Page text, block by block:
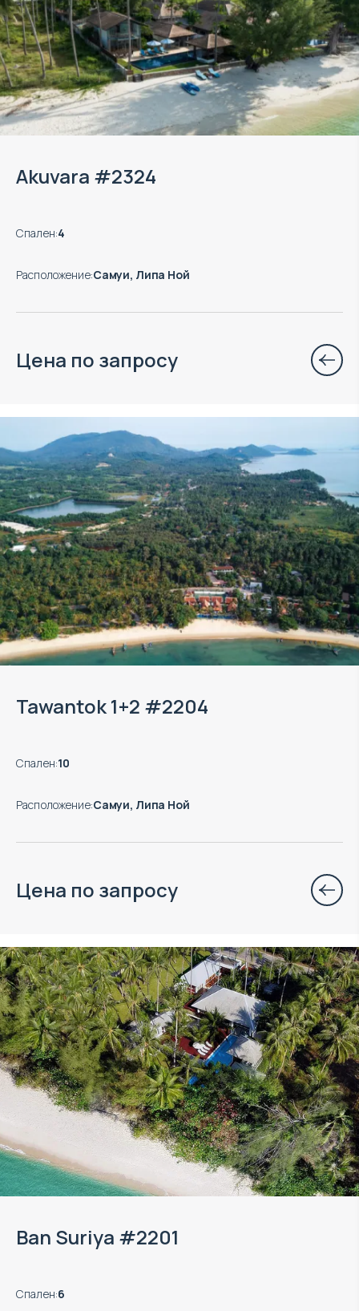
Akuvara #2324
Спален:4
Расположение:Самуи, Липа Ной
Цена по запросу
Tawantok 1+2 #2204
Спален:10
Расположение:Самуи, Липа Ной
Цена по запросу
Ban Suriya #2201
Спален:6